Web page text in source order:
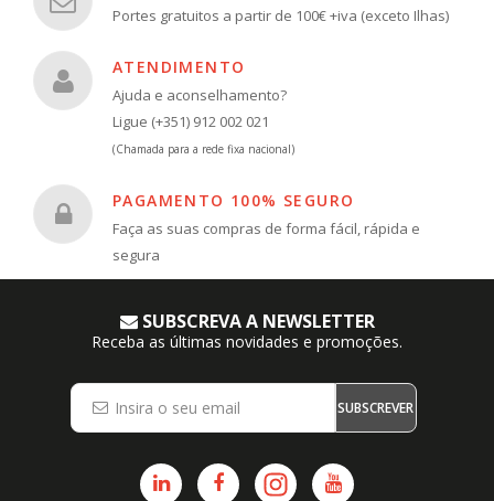
Portes gratuitos a partir de 100€ +iva (exceto Ilhas)
ATENDIMENTO
Ajuda e aconselhamento?
Ligue (+351) 912 002 021
(Chamada para a rede fixa nacional)
PAGAMENTO 100% SEGURO
Faça as suas compras de forma fácil, rápida e
segura
SUBSCREVA A NEWSLETTER
Receba as últimas novidades e promoções.
SUBSCREVER